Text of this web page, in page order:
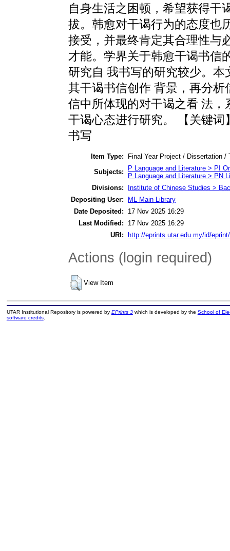
自身生活之困顿，希望获得干
拔。韩愈对干谒行为的态度也
接受，并最终肯定其合理性与
才能。学界关于韩愈干谒书信
研究自 我书写的研究较少。
其干谒书信创作 背景，再分
信中所体现的对干谒之看 法
干谒心态进行研究。 【关键
书写
Item Type:
Final Year Project / Dissertation /
Subjects:
P Language and Literature > PI
P Language and Literature > PN
Divisions:
Institute of Chinese Studies >
Depositing User:
ML Main Library
Date Deposited:
17 Nov 2025 16:29
Last Modified:
17 Nov 2025 16:29
URI:
http://eprints.utar.edu.my/id/
Actions (login required)
View Item
UTAR Institutional Repository is powered by EPrints 3which is developed by the School of
software credits.